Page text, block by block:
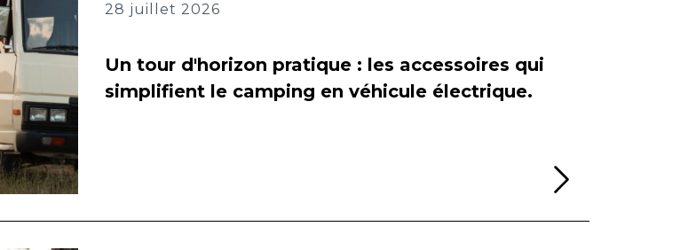
28 juillet 2026
Un tour d'horizon pratique : les accessoires qui
simplifient le camping en véhicule électrique.